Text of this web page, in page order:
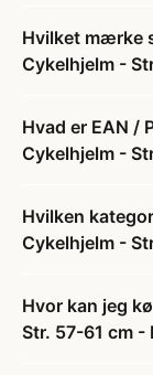
Hvilket mærke
Cykelhjelm -
Hvad er EAN /
Cykelhjelm -
Hvilken
Cykelhjelm -
Hvor kan jeg
Str. 57-61 cm -